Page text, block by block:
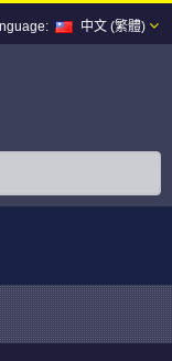
中文 (繁體)